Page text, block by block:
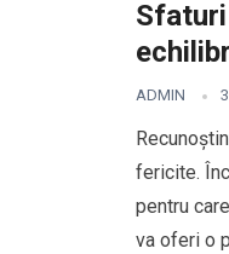
ADMIN
fericite.
pentru
va oferi o